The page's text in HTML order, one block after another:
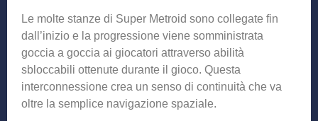
Le molte stanze di Super Metroid sono collegate fin
dall’inizio e la progressione viene somministrata
goccia a goccia ai giocatori attraverso abilità
sbloccabili ottenute durante il gioco. Questa
interconnessione crea un senso di continuità che va
oltre la semplice navigazione spaziale.